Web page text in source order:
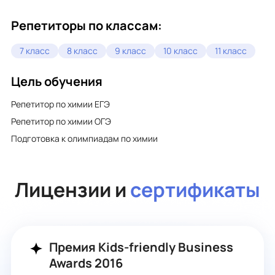
Репетиторы по классам:
7 класс 8 класс 9 класс 10 класс 11 класс
Цель обучения
Репетитор по химии ЕГЭ
Репетитор по химии ОГЭ
Подготовка к олимпиадам по химии
Лицензии исертификаты
Премия Kids-friendly Business
Awards 2016